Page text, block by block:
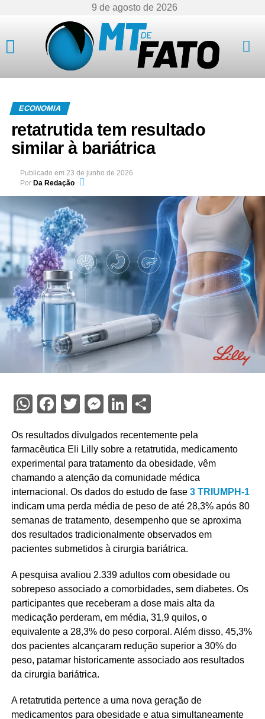
9 de agosto de 2026
ECONOMIA
retatrutida tem resultado
similar à bariátrica
Publicado em 23 de junho de 2026
Por Da Redação
WhatsApp
Facebook
Twitter
Messenger
LinkedIn
Share
Os resultados divulgados recentemente pela
farmacêutica Eli Lilly sobre a retatrutida, medicamento
experimental para tratamento da obesidade, vêm
chamando a atenção da comunidade médica
internacional. Os dados do estudo de fase 3 TRIUMPH-1
indicam uma perda média de peso de até 28,3% após 80
semanas de tratamento, desempenho que se aproxima
dos resultados tradicionalmente observados em
pacientes submetidos à cirurgia bariátrica.
A pesquisa avaliou 2.339 adultos com obesidade ou
sobrepeso associado a comorbidades, sem diabetes. Os
participantes que receberam a dose mais alta da
medicação perderam, em média, 31,9 quilos, o
equivalente a 28,3% do peso corporal. Além disso, 45,3%
dos pacientes alcançaram redução superior a 30% do
peso, patamar historicamente associado aos resultados
da cirurgia bariátrica.
A retatrutida pertence a uma nova geração de
medicamentos para obesidade e atua simultaneamente